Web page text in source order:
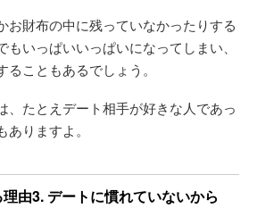
お財布の中に残っていなかったりする
もいっぱいいっぱいになってしまい、
こともあるでしょう。
、たとえデート相手が好きな人であっ
りますよ。
由3. デートに慣れていないから